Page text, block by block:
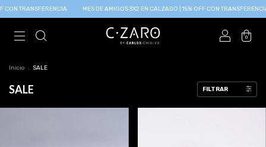
MES DE AMIGOS 3X2 EN CALZADO | 15% OFF CON TRANSFERENCIA
0
Inicio . SALE
SALE FILTRAR